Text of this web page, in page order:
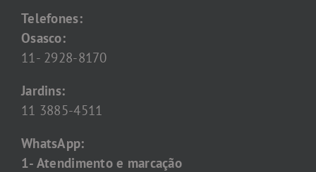
Telefones:
Osasco:
11- 2928-8170
Jardins:
11 3885-4511
WhatsApp:
1- Atendimento e marcação